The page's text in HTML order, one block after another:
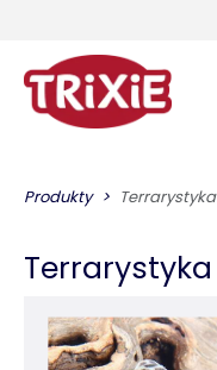
Produkty Terrarystyka
Terrarystyka